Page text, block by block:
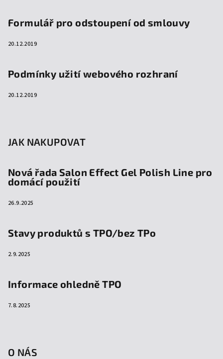
Formulář pro odstoupení od smlouvy
20.12.2019
Podmínky užití webového rozhraní
20.12.2019
JAK NAKUPOVAT
Nová řada Salon Effect Gel Polish Line pro
domácí použití
26.9.2025
Stavy produktů s TPO/bez TPo
2.9.2025
Informace ohledně TPO
7.8.2025
O NÁS